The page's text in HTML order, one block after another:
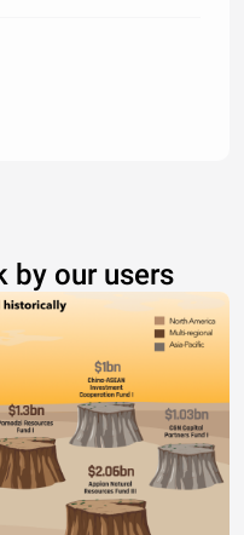
by our users